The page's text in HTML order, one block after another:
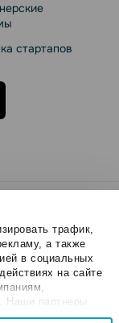
трафик,
а также
в социальных
на сайте
Наши партнеры
вами
стартапов
защищены.